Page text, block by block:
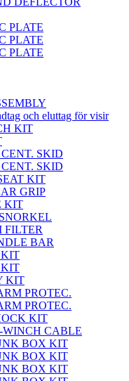
PLATE
PLATE
PLATE
och eluttag för visir
KIT
SKID
SKID
KIT
GRIP
KIT
FILTER
BAR
KIT
KIT
KIT
PROTEC.
PROTEC.
KIT
CABLE
BOX KIT
BOX KIT
BOX KIT